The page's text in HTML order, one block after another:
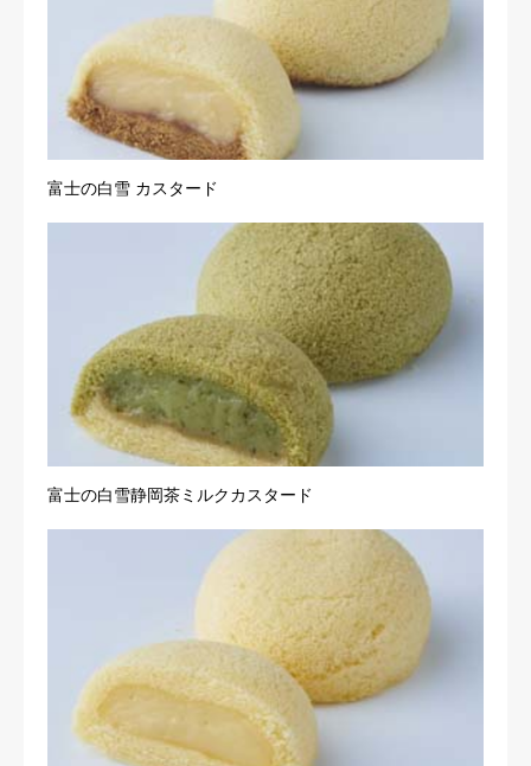
富士の白雪 カスタード
富士の白雪静岡茶ミルクカスタード